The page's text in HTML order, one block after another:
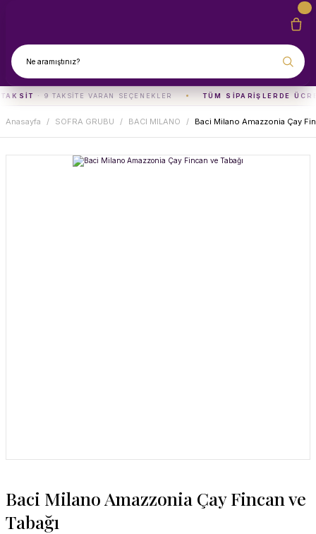
· 9 TAKSITE VARAN SEÇENEKLER TÜM SIPARIŞLERDE
Anasayfa SOFRA GRUBU BACI MILANO Baci Milano Amazzonia Çay
Baci Milano Amazzonia Çay Fincan ve
Tabağı